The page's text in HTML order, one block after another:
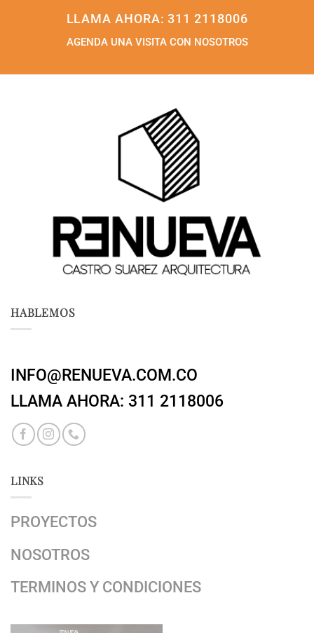
LLAMA AHORA: 311 2118006
AGENDA UNA VISITA CON NOSOTROS
HABLEMOS
INFO@RENUEVA.COM.CO
LLAMA AHORA: 311 2118006
LINKS
PROYECTOS
NOSOTROS
TERMINOS Y CONDICIONES